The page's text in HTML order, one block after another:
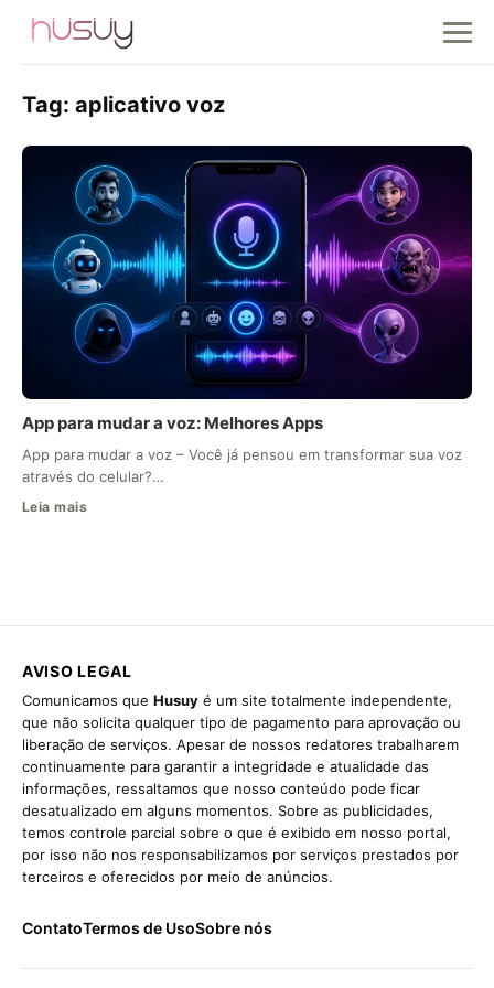
Tag: aplicativo voz
App para mudar a voz: Melhores Apps
App para mudar a voz – Você já pensou em transformar sua voz
através do celular?…
Leia mais
AVISO LEGAL
Comunicamos que Husuy é um site totalmente independente,
que não solicita qualquer tipo de pagamento para aprovação ou
liberação de serviços. Apesar de nossos redatores trabalharem
continuamente para garantir a integridade e atualidade das
informações, ressaltamos que nosso conteúdo pode ficar
desatualizado em alguns momentos. Sobre as publicidades,
temos controle parcial sobre o que é exibido em nosso portal,
por isso não nos responsabilizamos por serviços prestados por
terceiros e oferecidos por meio de anúncios.
ContatoTermos de UsoSobre nós